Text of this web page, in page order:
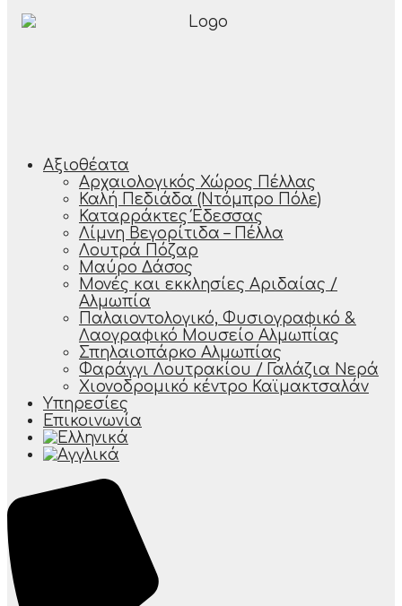
Αξιοθέατα
Αρχαιολογικός Χώρος Πέλλας
Καλή Πεδιάδα (Ντόμπρο Πόλε)
Καταρράκτες Έδεσσας
Λίμνη Βεγορίτιδα – Πέλλα
Λουτρά Πόζαρ
Μαύρο Δάσος
Μονές και εκκλησίες Αριδαίας /
Αλμωπία
Παλαιοντολογικό, Φυσιογραφικό &
Λαογραφικό Μουσείο Αλμωπίας
Σπηλαιοπάρκο Αλμωπίας
Φαράγγι Λουτρακίου / Γαλάζια Νερά
Χιονοδρομικό κέντρο Καϊμακτσαλάν
Υπηρεσίες
Επικοινωνία